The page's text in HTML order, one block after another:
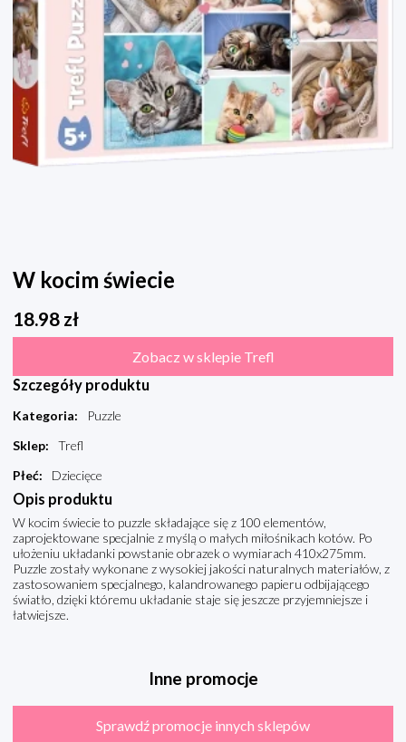
W kocim świecie
18.98 zł
Zobacz w sklepie Trefl
Szczegóły produktu
Kategoria:
Puzzle
Sklep:
Trefl
Płeć: Dziecięce
Opis produktu
W kocim świecie to puzzle składające się z 100 elementów,
zaprojektowane specjalnie z myślą o małych miłośnikach kotów. Po
ułożeniu układanki powstanie obrazek o wymiarach 410x275mm.
Puzzle zostały wykonane z wysokiej jakości naturalnych materiałów, z
zastosowaniem specjalnego, kalandrowanego papieru odbijającego
światło, dzięki któremu układanie staje się jeszcze przyjemniejsze i
łatwiejsze.
Inne promocje
Sprawdź promocje innych sklepów